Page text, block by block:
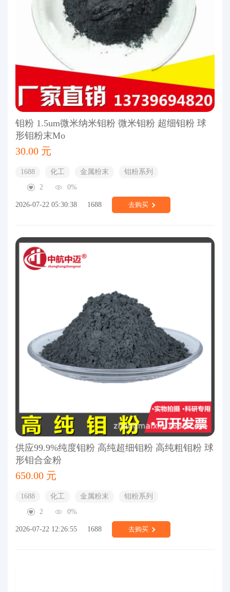
钼粉 1.5um微米纳米钼粉 微米钼粉 超细钼粉 球
形钼粉末Mo
30.00 元
1688 化工 金属粉末
钼粉系列
2
0%
2026-07-22 05:30:38 1688 去购买
供应99.9%纯度钼粉 高纯超细钼粉 高纯粗钼粉 球
形钼合金粉
650.00 元
1688 化工 金属粉末
钼粉系列
2
0%
2026-07-22 12:26:55 1688 去购买